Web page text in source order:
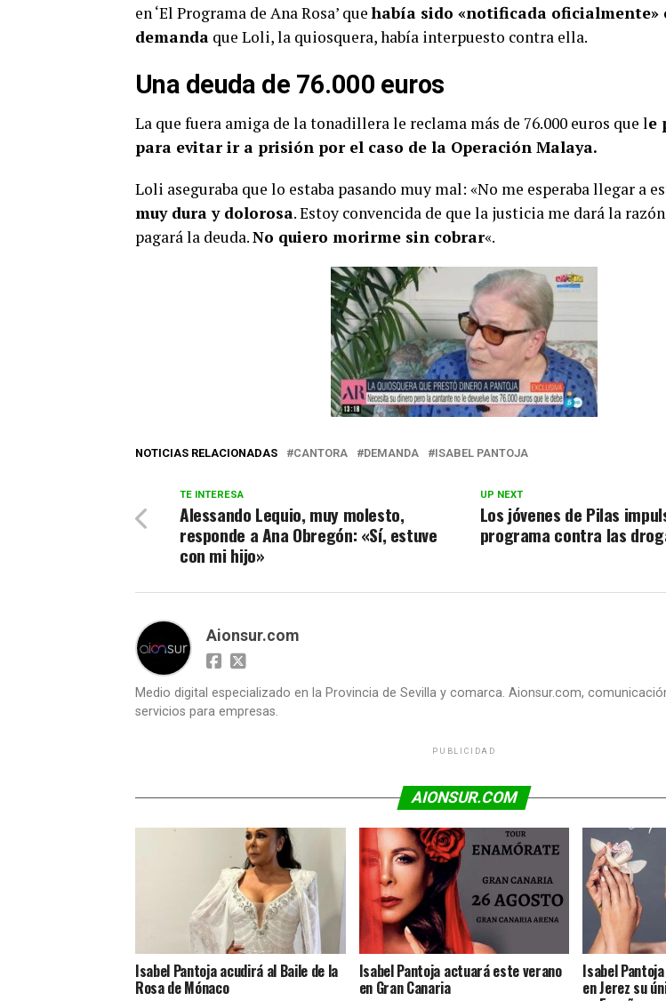
en ‘El Programa de Ana Rosa’ quehabía sido «notificada oficialmente»
demanda que Loli, la quiosquera, había interpuesto contra ella.
Una deuda de 76.000 euros
La que fuera amiga de la tonadillera le reclama más de 76.000 euros que le
para evitar ir a prisión por el caso de la Operación Malaya.
Loli aseguraba que lo estaba pasando muy mal: «No me esperaba llegar a
muy dura y dolorosa. Estoy convencida de que la justicia me dará la
pagará la deuda.No quiero morirme sin cobrar«.
NOTICIAS RELACIONADAS CANTORA DEMANDA ISABEL PANTOJA
UP NEXT
Los jóvenes de Pilas
programa contra las
TE INTERESA
Alessando Lequio, muy molesto,
responde a Ana Obregón: «Sí, estuve
con mi hijo»
Aionsur.com
Medio digital especializado en la Provincia de Sevilla y comarca. Aionsur.com,
servicios para empresas.
PUBLICIDAD
AIONSUR.COM
Isabel Pantoja acudirá al Baile de la
Rosa de Mónaco
Isabel Pantoja actuará este verano
en Gran Canaria
Isabel
en Jerez su